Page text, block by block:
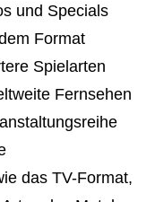
und Specials
Format
Spielarten
Fernsehen
das TV-Format,